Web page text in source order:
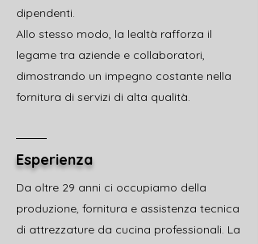
dipendenti.
Allo stesso modo, la lealtà rafforza il
legame tra aziende e collaboratori,
dimostrando un impegno costante nella
fornitura di servizi di alta qualità.
Esperienza
Da oltre 29 anni ci occupiamo della
produzione, fornitura e assistenza tecnica
di attrezzature da cucina professionali. La